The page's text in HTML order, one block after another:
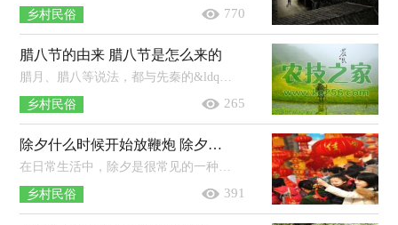
乡村民俗 770
腊八节的由来 腊八节是怎么来的
乡村民俗 265
除夕什么时候开始放鞭炮 除夕为什么要放炮
乡村民俗 391